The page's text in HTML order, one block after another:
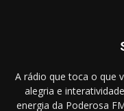
A rádio que toca o que
alegria e
energia da Poderosa